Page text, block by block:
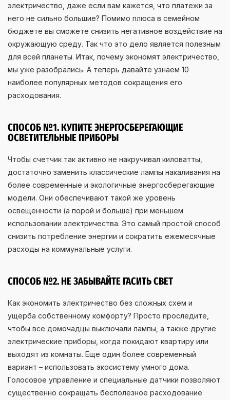
электричество, даже если вам кажется, что платежи за
него не сильно большие? Помимо плюса в семейном
бюджете вы сможете снизить негативное воздействие на
окружающую среду. Так что это дело является полезным
для всей планеты. Итак, почему экономят электричество,
мы уже разобрались. А теперь давайте узнаем 10
наиболее популярных методов сокращения его
расходования.
СПОСОБ №1. КУПИТЕ ЭНЕРГОСБЕРЕГАЮЩИЕ
ОСВЕТИТЕЛЬНЫЕ ПРИБОРЫ
Чтобы счетчик так активно не накручивал киловатты,
достаточно заменить классические лампы накаливания на
более современные и экологичные энергосберегающие
модели. Они обеспечивают такой же уровень
освещенности (а порой и больше) при меньшем
использовании электричества. Это самый простой способ
снизить потребление энергии и сократить ежемесячные
расходы на коммунальные услуги.
СПОСОБ №2. НЕ ЗАБЫВАЙТЕ ГАСИТЬ СВЕТ
Как экономить электричество без сложных схем и
ущерба собственному комфорту? Просто проследите,
чтобы все домочадцы выключали лампы, а также другие
электрические приборы, когда покидают квартиру или
выходят из комнаты. Еще один более современный
вариант – использовать экосистему умного дома.
Голосовое управление и специальные датчики позволяют
существенно сокращать бесполезное расходование